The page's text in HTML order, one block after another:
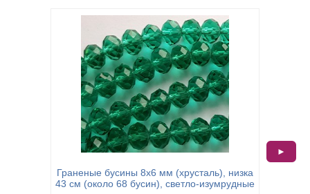
Граненые бусины 8х6 мм (хрусталь), низка
43 см (около 68 бусин), светло-изумрудные
►